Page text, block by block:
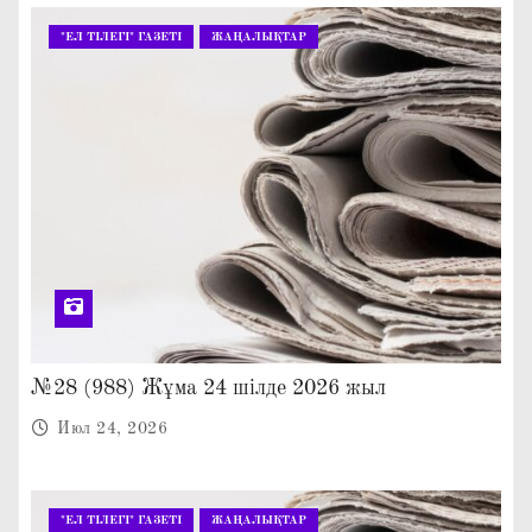
"ЕЛ ТІЛЕГІ" ГАЗЕТІ ЖАҢАЛЫҚТАР
№28 (988) Жұма 24 шілде 2026 жыл
Июл 24, 2026
"ЕЛ ТІЛЕГІ" ГАЗЕТІ ЖАҢАЛЫҚТАР